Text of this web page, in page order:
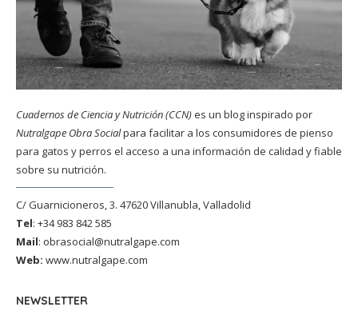
Cuadernos de Ciencia y Nutrición (CCN)es un blog inspirado por
Nutralgape Obra Socialpara facilitar a los consumidores de pienso
para gatos y perros el acceso a una información de calidad y fiable
sobre su nutrición.
C/ Guarnicioneros, 3. 47620 Villanubla, Valladolid
Tel: +34 983 842 585
Mail: obrasocial@nutralgape.com
Web: www.nutralgape.com
NEWSLETTER